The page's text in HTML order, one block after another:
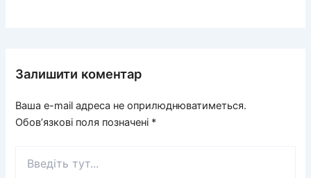
Залишити коментар
Ваша e-mail адреса не оприлюднюватиметься.
Обов’язкові поля позначені *
тут...